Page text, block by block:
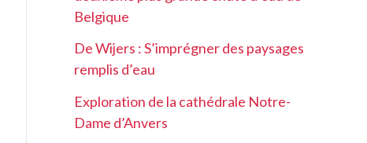
Belgique
De Wijers : S’imprégner des paysages
remplis d’eau
Exploration de la cathédrale Notre-
Dame d’Anvers